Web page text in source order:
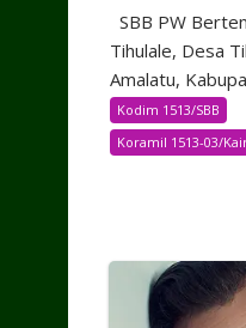
SBB PW
Tihulale, Desa
Amalatu,
Kodim 1513/SBB
Koramil 1513-03/